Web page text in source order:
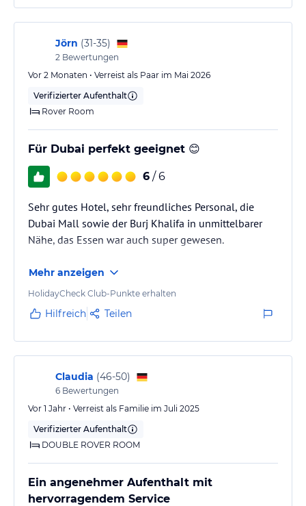
Jörn (31-35)
2 Bewertungen
Vor 2 Monaten • Verreist als Paar im Mai 2026
Verifizierter Aufenthalt
Rover Room
Für Dubai perfekt geeignet 😊
6 / 6
Sehr gutes Hotel, sehr freundliches Personal, die
Dubai Mall sowie der Burj Khalifa in unmittelbarer
Nähe, das Essen war auch super gewesen.
Mehr anzeigen
HolidayCheck Club-Punkte erhalten
Hilfreich Teilen
Claudia (46-50)
6 Bewertungen
Vor 1 Jahr • Verreist als Familie im Juli 2025
Verifizierter Aufenthalt
DOUBLE ROVER ROOM
Ein angenehmer Aufenthalt mit
hervorragendem Service